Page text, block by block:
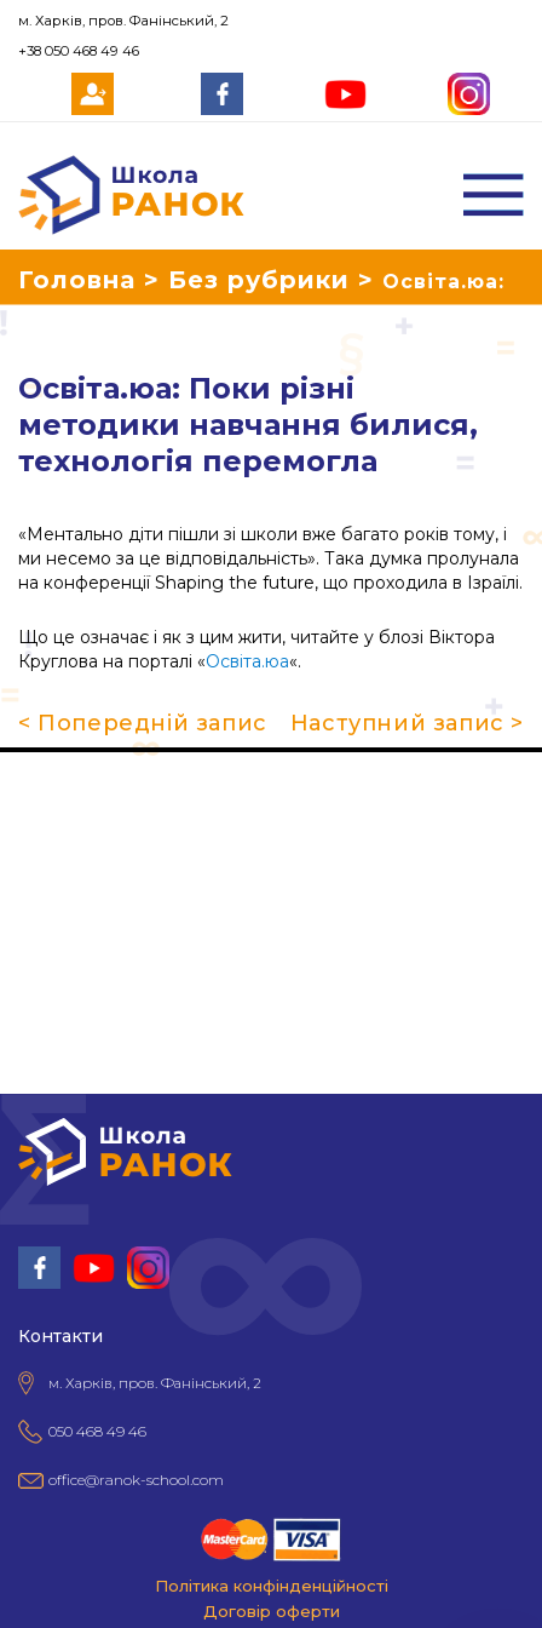
Школа Ранок
Головна > Без рубрики > Освіта.юа:
технологія перемогла
Освіта.юа: Поки різні
методики навчання билися,
технологія перемогла
«Ментально діти пішли зі школи вже багато років тому, і
ми несемо за це відповідальність». Така думка пролунала
на конференції Shaping the future, що проходила в Ізраїлі.
Що це означає і як з цим жити, читайте у блозі Віктора
Круглова на порталі «Освіта.юа«.
< Попередній запис Наступний запис >
Контакти
м. Харків, пров. Фанінський, 2
050 468 49 46
office@ranok-school.com
Політика конфінденційності
Договір оферти
м. Харків, пров. Фанінський, 2
+38 050 468 49 46